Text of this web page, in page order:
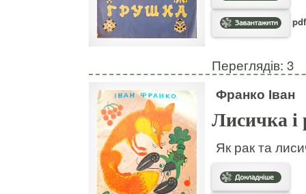
Переглядів: 3
Франко Іван
Лисичка і
Як рак та